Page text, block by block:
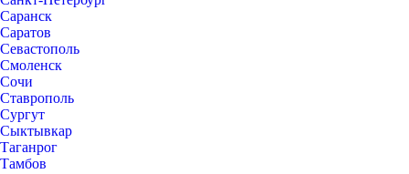
Саранск
Саратов
Севастополь
Смоленск
Сочи
Ставрополь
Сургут
Сыктывкар
Таганрог
Тамбов